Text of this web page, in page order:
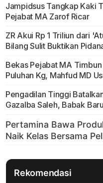
Jampidsus Tangkap Kaki
Pejabat MA Zarof Ricar
ZR Akui Rp 1 Triliun dari
Bilang Sulit Buktikan
Bekas Pejabat MA
Puluhan Kg, Mahfud MD
Pengadilan Tinggi
Gazalba Saleh, Babak
Rekomendasi